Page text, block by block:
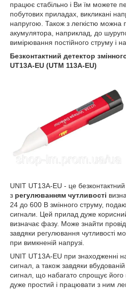
працює стабільно і Ви їм можете
побутових приладах, викликані
напругою. Також з легкістю можна
акумулятора, наприклад, до
вимірювання постійного струму і
Безконтактний детектор
UT13A-EU (UTM 113A-EU)
UNIT UT13A-EU - це безконтактний
з регулюванням чутливості
24 до 600 В змінного струму,
сигнали. Цей прилад дуже
визначає фазу. Може знайти провід
завдяки регулювання чутливості
при вимкненій напрузі.
UNIT UT13A-EU при знаходженні
сигнал, а також завдяки
сигнал, що набагато спрощує
дуже простий і працювати з ним